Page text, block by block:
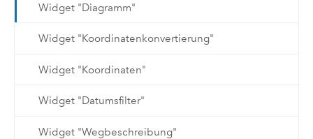
Widget "Diagramm"
Widget "Koordinatenkonvertierung"
Widget "Koordinaten"
Widget "Datumsfilter"
Widget "Wegbeschreibung"